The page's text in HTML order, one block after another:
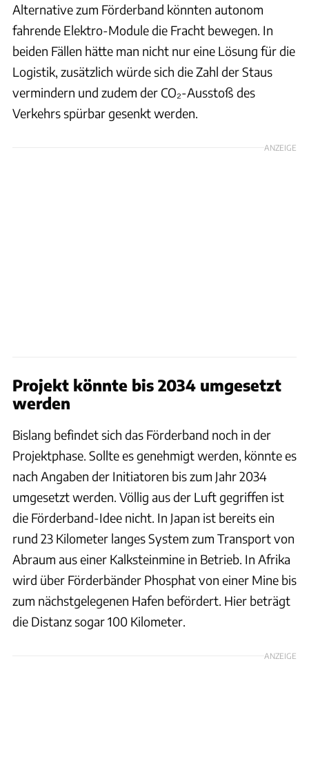
Alternative zum Förderband könnten autonom
fahrende Elektro-Module die Fracht bewegen. In
beiden Fällen hätte man nicht nur eine Lösung für die
Logistik, zusätzlich würde sich die Zahl der Staus
vermindern und zudem der CO₂-Ausstoß des
Verkehrs spürbar gesenkt werden.
ANZEIGE
Projekt könnte bis 2034 umgesetzt
werden
Bislang befindet sich das Förderband noch in der
Projektphase. Sollte es genehmigt werden, könnte es
nach Angaben der Initiatoren bis zum Jahr 2034
umgesetzt werden. Völlig aus der Luft gegriffen ist
die Förderband-Idee nicht. In Japan ist bereits ein
rund 23 Kilometer langes System zum Transport von
Abraum aus einer Kalksteinmine in Betrieb. In Afrika
wird über Förderbänder Phosphat von einer Mine bis
zum nächstgelegenen Hafen befördert. Hier beträgt
die Distanz sogar 100 Kilometer.
ANZEIGE